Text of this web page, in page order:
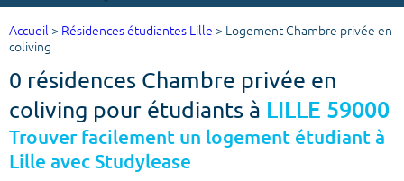
Votre recherche
Ville, école
Budget min
Accueil > Résidences étudiantes Lille > Logement Chambre privée en
coliving
0 résidences Chambre privée en
coliving pour étudiants à LILLE 59000
Trouver facilement un logement étudiant à
Lille avec Studylease